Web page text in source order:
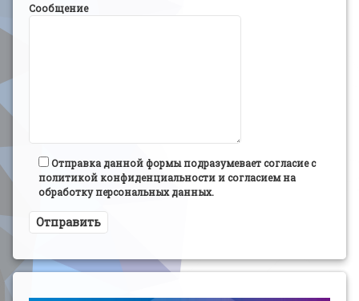
Сообщение
Отправка данной формы подразумевает согласие с
политикой конфиденциальности и согласием на
обработку персональных данных.